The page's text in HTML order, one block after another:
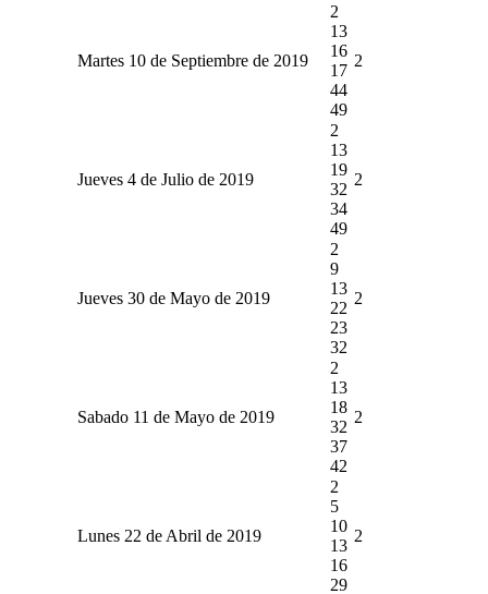
Martes 10 de Septiembre de 2019
2
13
16
17
44
49
2
Jueves 4 de Julio de 2019
2
13
19
32
34
49
2
Jueves 30 de Mayo de 2019
2
9
13
22
23
32
2
Sabado 11 de Mayo de 2019
2
13
18
32
37
42
2
Lunes 22 de Abril de 2019
2
5
10
13
16
29
2